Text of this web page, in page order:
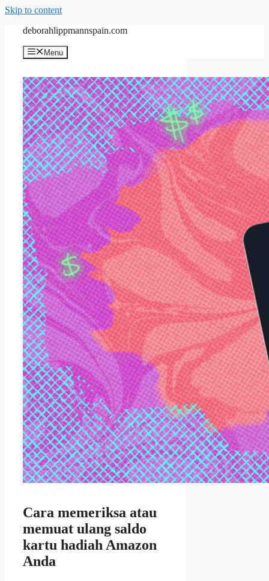
Skip to content
deborahlippmannspain.com
Menu
Cara memeriksa atau
memuat ulang saldo
kartu hadiah Amazon
Anda